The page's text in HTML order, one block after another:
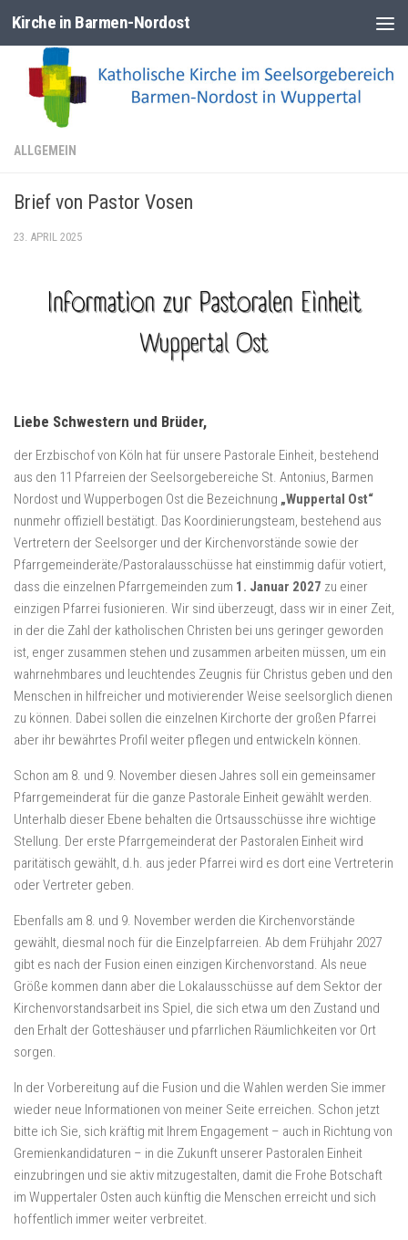
Zum Inhalt springen
Kirche in Barmen-Nordost
ALLGEMEIN
Brief von Pastor Vosen
23. APRIL 2025
Liebe Schwestern und Brüder,
der Erzbischof von Köln hat für unsere Pastorale Einheit, bestehend
aus den 11 Pfarreien der Seelsorgebereiche St. Antonius, Barmen
Nordost und Wupperbogen Ost die Bezeichnung „Wuppertal Ost“
nunmehr offiziell bestätigt. Das Koordinierungsteam, bestehend aus
Vertretern der Seelsorger und der Kirchenvorstände sowie der
Pfarrgemeinderäte/Pastoralausschüsse hat einstimmig dafür votiert,
dass die einzelnen Pfarrgemeinden zum 1. Januar 2027 zu einer
einzigen Pfarrei fusionieren. Wir sind überzeugt, dass wir in einer Zeit,
in der die Zahl der katholischen Christen bei uns geringer geworden
ist, enger zusammen stehen und zusammen arbeiten müssen, um ein
wahrnehmbares und leuchtendes Zeugnis für Christus geben und den
Menschen in hilfreicher und motivierender Weise seelsorglich dienen
zu können. Dabei sollen die einzelnen Kirchorte der großen Pfarrei
aber ihr bewährtes Profil weiter pflegen und entwickeln können.
Schon am 8. und 9. November diesen Jahres soll ein gemeinsamer
Pfarrgemeinderat für die ganze Pastorale Einheit gewählt werden.
Unterhalb dieser Ebene behalten die Ortsausschüsse ihre wichtige
Stellung. Der erste Pfarrgemeinderat der Pastoralen Einheit wird
paritätisch gewählt, d.h. aus jeder Pfarrei wird es dort eine Vertreterin
oder Vertreter geben.
Ebenfalls am 8. und 9. November werden die Kirchenvorstände
gewählt, diesmal noch für die Einzelpfarreien. Ab dem Frühjahr 2027
gibt es nach der Fusion einen einzigen Kirchenvorstand. Als neue
Größe kommen dann aber die Lokalausschüsse auf dem Sektor der
Kirchenvorstandsarbeit ins Spiel, die sich etwa um den Zustand und
den Erhalt der Gotteshäuser und pfarrlichen Räumlichkeiten vor Ort
sorgen.
In der Vorbereitung auf die Fusion und die Wahlen werden Sie immer
wieder neue Informationen von meiner Seite erreichen. Schon jetzt
bitte ich Sie, sich kräftig mit Ihrem Engagement – auch in Richtung von
Gremienkandidaturen – in die Zukunft unserer Pastoralen Einheit
einzubringen und sie aktiv mitzugestalten, damit die Frohe Botschaft
im Wuppertaler Osten auch künftig die Menschen erreicht und sich
hoffentlich immer weiter verbreitet.